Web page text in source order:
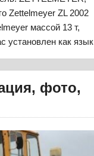
Zettelmeyer ZL 2002
массой 13 т,
установлен как язык
фото,